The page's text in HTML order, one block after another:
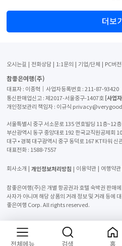
더보
오시는길 전화상담 1:1문의 기업/단체 PC버전
참좋은여행(주)
대표자 : 이종혁│사업자등록번호 : 211-87-93420
통신판매업신고 : 제2017-서울중구-1407호 [사업
개인정보관리 책임자 : 이규식
서울특별시 중구 서소문로 135 연호빌딩 11층~12
부산광역시 동구 중앙대로 192 한국교직원공제회
대구 • 경북 대구광역시 중구 동덕로 167 KT타워 신
대표전화 : 1588-7557
회사소개 개인정보처리방침 이용약관 여행약관
참좋은여행(주)은 개별 항공권과 호텔 숙박권 판매
사자가 아니며 해당 상품의 거래 정보 및 거래 등
좋은여행 Corp. All rights reserved.
전체메뉴 검색 홈